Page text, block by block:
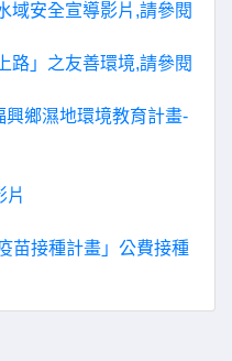
域安全宣導影片,請參閱
路」之友善環境,請參閱
鄉濕地環境教育計畫-
片
苗接種計畫」公費接種